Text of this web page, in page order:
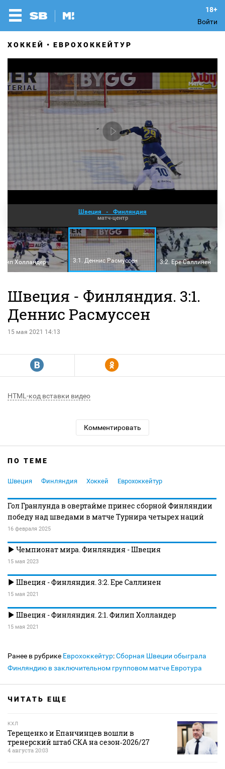
Войти
ХОККЕЙ ЕВРОХОККЕЙТУР
Швеция - Финляндия
матч-центр
Холландер 3:1. Деннис Расмуссен 3:2. Ере Саллинен
Швеция - Финляндия. 3:1.
Деннис Расмуссен
15 мая 2021 14:13
R Y
HTML-код вставки видео
Комментировать
ПО ТЕМЕ
Швеция Финляндия Хоккей Еврохоккейтур
Гол Гранлунда в овертайме принес сборной Финляндии
победу над шведами в матче Турнира четырех наций
16 февраля 2025
Чемпионат мира. Финляндия - Швеция
15 мая 2023
Швеция - Финляндия. 3:2. Ере Саллинен
15 мая 2021
Швеция - Финляндия. 2:1. Филип Холландер
15 мая 2021
Ранее в рубрике Еврохоккейтур:Сборная Швеции обыграла
Финляндию в заключительном групповом матче Евротура
ЧИТАТЬ ЕЩЕ
КХЛ
Терещенко и Епанчинцев вошли в
тренерский штаб СКА на сезон‑2026/27
4 августа 20:03